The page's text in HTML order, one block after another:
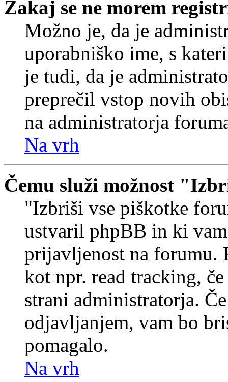
Zakaj se ne morem
Možno je, da je
uporabniško ime, s
je tudi, da je
preprečil vstop novih
na administratorja
Na vrh
Čemu služi možnost
"Izbriši vse piškotke
ustvaril phpBB in ki
prijavljenost na forumu.
kot npr. read tracking,
strani administratorja.
odjavljanjem, vam bo
pomagalo.
Na vrh